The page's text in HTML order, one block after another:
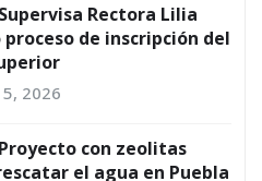
Rectora Lilia
proceso de inscripción del
2026
con zeolitas
el agua en Puebla